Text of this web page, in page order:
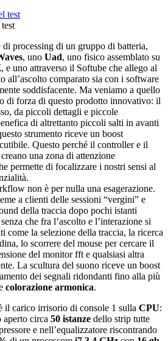
processing di un gruppo di batteria,
, uno Uad, uno fisico assemblato su
, e uno attraverso il Softube che allego al
all’ascolto comparato sia con i software
soddisfacente. Ma veniamo a quello
di forza di questo prodotto innovativo: il
da piccoli dettagli e piccole
di altrettanto piccoli salti in avanti
strumento riceve un boost
Questo perché il controller e il
una zona di attenzione
permette di focalizzare i nostri sensi al
non è per nulla una esagerazione.
a clienti delle sessioni “vergini” e
della traccia dopo pochi istanti
che fra l’ascolto e l’interazione si
come la selezione della traccia, la ricerca
lo scorrere del mouse per cercare il
del monitor fft e qualsiasi altra
La scultura del suono riceve un boost
dei segnali ridondanti fino alla più
colorazione armonica.
il carico irrisorio di console 1 sulla CPU:
aperto circa 50 istanze dello strip tutte
e nell’equalizzatore riscontrando